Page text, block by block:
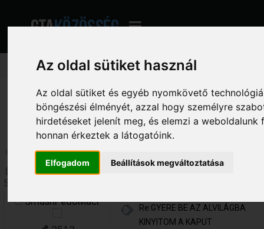
Az oldal sütiket használ
Az oldal sütiket és egyéb nyomkövető
böngészési élményét, azzal hogy személyre
hirdetéseket jelenít meg, és elemzi a
honnan érkeztek a látogatóink.
Elfogadom Beállítások megváltoztatása
GTA Közösség - A magyar GTA fórum» Hatalmas Archívum» Fórum
Re:GYERE BE AZ ALVILÁGBA KINYITOM A KAPUT
Oldalak: [1]Le
Szerző
Téma: Re:GYERE BE AZ
581 alkalommal)
SmashPedoMaci
Re:GYERE BE AZ ALVILÁGBA
KINYITOM A KAPUT